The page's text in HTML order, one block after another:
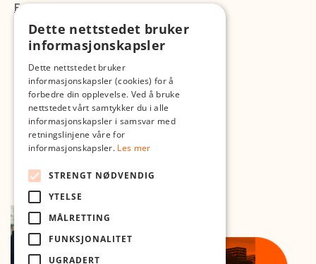
Fotopodden
Med forbehold om skrive- og lagerfeil
Dette nettstedet bruker
informasjonskapsler
Dette nettstedet bruker
informasjonskapsler (cookies) for å
forbedre din opplevelse. Ved å bruke
nettstedet vårt samtykker du i alle
informasjonskapsler i samsvar med
retningslinjene våre for
informasjonskapsler. Les mer
STRENGT NØDVENDIG
YTELSE
MÅLRETTING
FUNKSJONALITET
UGRADERT